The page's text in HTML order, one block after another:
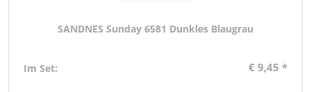
SANDNES Sunday 6581 Dunkles Blaugrau
Im Set: € 9,45 *